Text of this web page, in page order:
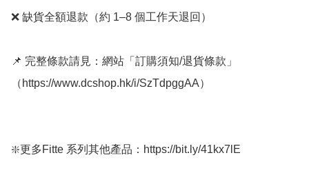
❌ 缺貨全額退款（約 1–8 個工作天退回）
📌 完整條款請見：網站「訂購須知/退貨條款」
（https://www.dcshop.hk/i/SzTdpggAA）
❇️更多Fitte 系列其他產品：https://bit.ly/41kx7lE